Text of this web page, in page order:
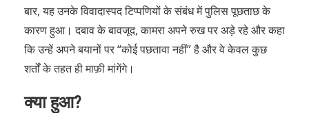
बार, यह उनके विवादास्पद टिप्पणियों के संबंध में पुलिस पूछताछ के
कारण हुआ। दबाव के बावजूद, कामरा अपने रुख पर अड़े रहे और कहा
कि उन्हें अपने बयानों पर “कोई पछतावा नहीं” है और वे केवल कुछ
शर्तों के तहत ही माफ़ी मांगेंगे।
क्या हुआ?